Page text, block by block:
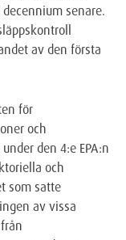
senare.
av den första
för
och
den 4:e EPA:n
och
som satte
av vissa